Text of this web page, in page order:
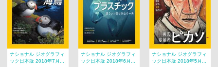
ナショナル ジオグラフィ
ック日本版 2018年7月...
ナショナル ジオグラフィ
ック日本版 2018年6月...
ナショナル ジオグラフィ
ック日本版 2018年5月...